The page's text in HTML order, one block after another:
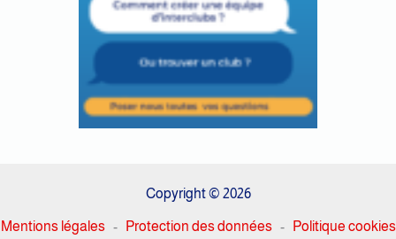
Copyright © 2026
Mentions légales- Protection des données- Politique cookies